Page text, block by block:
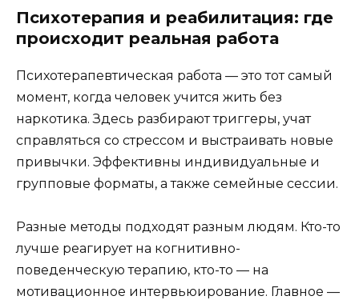
Психотерапия и реабилитация: где
происходит реальная работа
Психотерапевтическая работа — это тот самый
момент, когда человек учится жить без
наркотика. Здесь разбирают триггеры, учат
справляться со стрессом и выстраивать новые
привычки. Эффективны индивидуальные и
групповые форматы, а также семейные сессии.
Разные методы подходят разным людям. Кто-то
лучше реагирует на когнитивно-
поведенческую терапию, кто-то — на
мотивационное интервьюирование. Главное —